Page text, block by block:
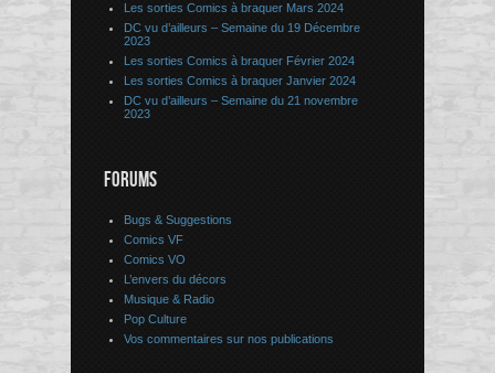
Les sorties Comics à braquer Mars 2024
DC vu d’ailleurs – Semaine du 19 Décembre
2023
Les sorties Comics à braquer Février 2024
Les sorties Comics à braquer Janvier 2024
DC vu d’ailleurs – Semaine du 21 novembre
2023
FORUMS
Bugs & Suggestions
Comics VF
Comics VO
L’envers du décors
Musique & Radio
Pop Culture
Vos commentaires sur nos publications